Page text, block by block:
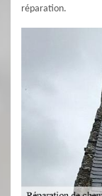
réparation.